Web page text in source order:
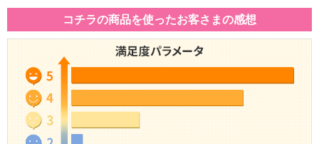
コチラの商品を使ったお客さまの感想